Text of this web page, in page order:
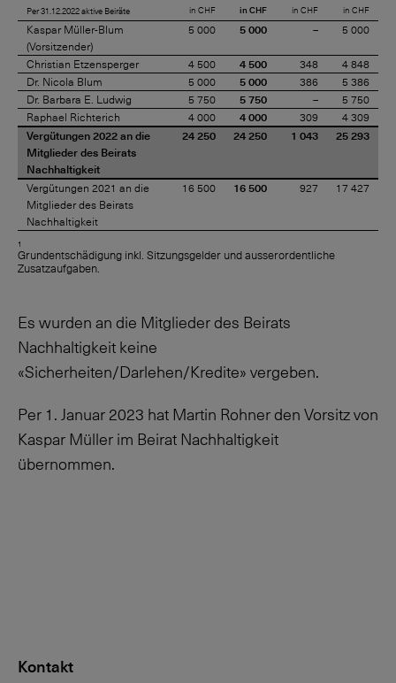
Per 31.12.2022 aktive Beiräte in CHF in CHF in CHF in CHF
Kaspar Müller-Blum
(Vorsitzender)
5 000 5 000 – 5 000
Christian Etzensperger 4 500 4 500 348
4 848
Dr. Nicola Blum
5 000 5 000 386
5 386
Dr. Barbara E. Ludwig
5 750 5 750 –
5 750
Raphael Richterich
4 000 4 000 309
4 309
Vergütungen 2022 an die
Mitglieder des Beirats
Nachhaltigkeit
24 250 24 250 1 043 25 293
Vergütungen 2021 an die
Mitglieder des Beirats
Nachhaltigkeit
16 500 16 500 927 17 427
1
Grundentschädigung inkl. Sitzungsgelder und ausserordentliche
Zusatzaufgaben.
Es wurden an die Mitglieder des Beirats
Nachhaltigkeit keine
«Sicherheiten/Darlehen/Kredite» vergeben.
Per 1. Januar 2023 hat Martin Rohner den Vorsitz von
Kaspar Müller im Beirat Nachhaltigkeit
übernommen.
Kontakt